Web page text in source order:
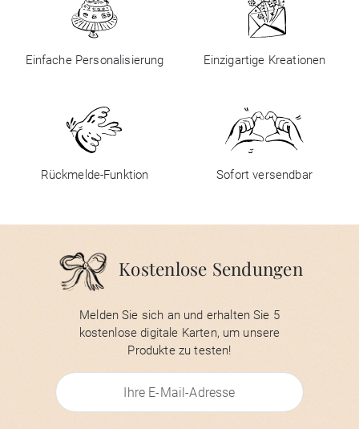
Einfache Personalisierung Einzigartige Kreationen
Rückmelde-Funktion Sofort versendbar
Kostenlose Sendungen
Melden Sie sich an und erhalten Sie 5
kostenlose digitale Karten, um unsere
Produkte zu testen!